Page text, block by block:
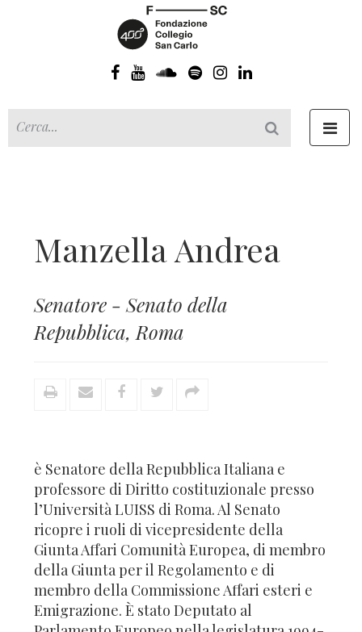
Manzella Andrea
Senatore - Senato della
Repubblica, Roma
è Senatore della Repubblica Italiana e
professore di Diritto costituzionale presso
l’Università LUISS di Roma. Al Senato
ricopre i ruoli di vicepresidente della
Giunta Affari Comunità Europea, di membro
della Giunta per il Regolamento e di
membro della Commissione Affari esteri e
Emigrazione. È stato Deputato al